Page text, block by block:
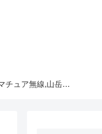
アマチュア無線,山岳移動